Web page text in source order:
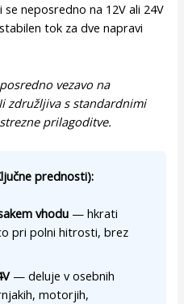
neposredno na 12V ali 24V
tok za dve napravi
vezavo na
združljiva s standardnimi
prilagoditve.
prednosti):
vhodu — hkrati
pri polni hitrosti, brez
— deluje v osebnih
motorjih,